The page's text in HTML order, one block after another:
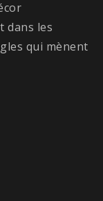
dans les
qui mènent